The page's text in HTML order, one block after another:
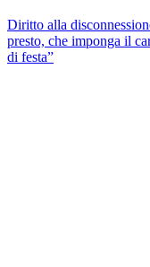
Diritto alla
presto, che imponga il
di festa”